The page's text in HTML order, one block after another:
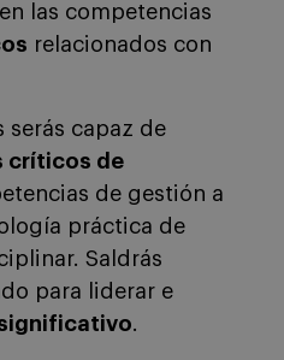
en las competencias
relacionados con
serás capaz de
críticos de
de gestión a
práctica de
Saldrás
para liderar e
.